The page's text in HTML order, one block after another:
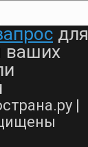
для
ваших
|